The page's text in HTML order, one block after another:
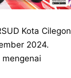
Kota Cilegon
2024.